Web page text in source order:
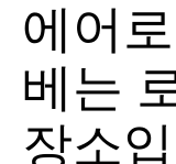
에어
베는
장소